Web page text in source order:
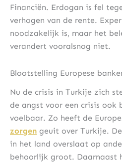
Financiën. Erdogan is fel
verhogen van de rente.
noodzakelijk is, maar het
verandert vooralsnog niet.
Blootstelling Europese
Nu de crisis in Turkije zich
de angst voor een crisis ook
voelbaar. Zo heeft de
zorgen geuit over Turkije.
in het land overslaat op
behoorlijk groot. Daarnaast